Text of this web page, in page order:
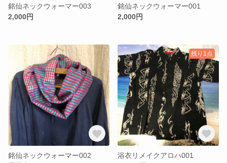
銘仙ネックウォーマー003
2,000円
銘仙ネックウォーマー001
2,000円
銘仙ネックウォーマー002
残り1点
浴衣リメイクアロハ001